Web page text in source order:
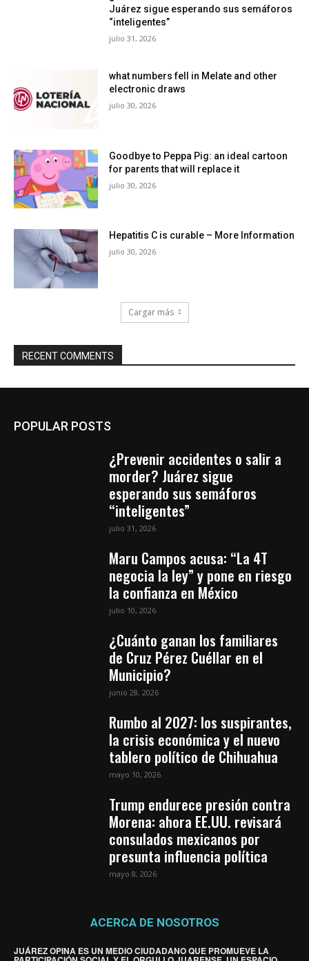
Juárez sigue esperando sus semáforos
“inteligentes”
julio 31, 2026
what numbers fell in Melate and other
electronic draws
julio 30, 2026
Goodbye to Peppa Pig: an ideal cartoon
for parents that will replace it
julio 30, 2026
Hepatitis C is curable – More Information
julio 30, 2026
Cargar más
RECENT COMMENTS
POPULAR POSTS
¿Prevenir accidentes o salir a
morder? Juárez sigue
esperando sus semáforos
“inteligentes”
julio 31, 2026
Maru Campos acusa: “La 4T
negocia la ley” y pone en riesgo
la confianza en México
julio 10, 2026
¿Cuánto ganan los familiares
de Cruz Pérez Cuéllar en el
Municipio?
junio 28, 2026
Rumbo al 2027: los suspirantes,
la crisis económica y el nuevo
tablero político de Chihuahua
mayo 10, 2026
Trump endurece presión contra
Morena: ahora EE.UU. revisará
consulados mexicanos por
presunta influencia política
mayo 8, 2026
ACERCA DE NOSOTROS
JUÁREZ OPINA ES UN MEDIO CIUDADANO QUE PROMUEVE LA